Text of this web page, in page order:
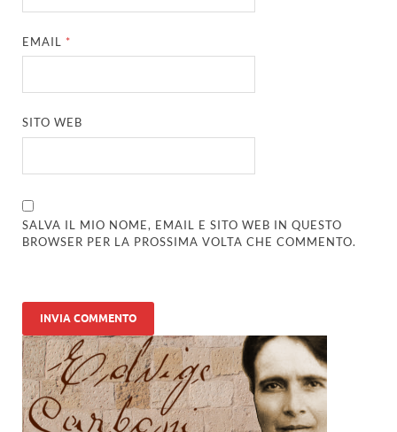
EMAIL *
SITO WEB
SALVA IL MIO NOME, EMAIL E SITO WEB IN QUESTO
BROWSER PER LA PROSSIMA VOLTA CHE COMMENTO.